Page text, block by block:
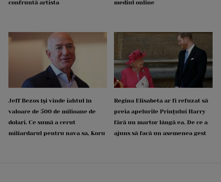
confruntă artista mediul online
Jeff Bezos își vinde iahtul în
valoare de 500 de milioane de
dolari. Ce sumă a cerut
miliardarul pentru nava sa, Koru
Regina Elisabeta ar fi refuzat să
preia apelurile Prințului Harry
fără un martor lângă ea. De ce a
ajuns să facă un asemenea gest